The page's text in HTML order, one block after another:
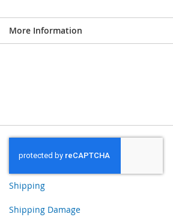
More Information
Shipping
Shipping Damage